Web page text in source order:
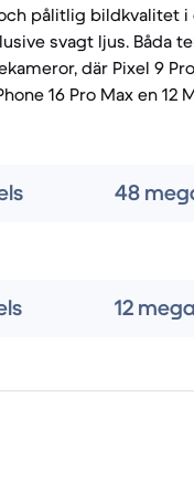
pålitlig bildkvalitet i
svagt ljus. Båda
där Pixel 9
16 Pro Max en 12
48
12